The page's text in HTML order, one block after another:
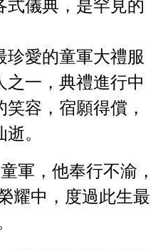
式儀典，是罕見的
珍愛的童軍大禮服
之一，典禮進行中
容，宿願得償，
。
，他奉行不渝，
耀中，度過此生最